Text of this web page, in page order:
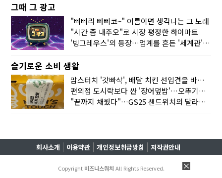
그때 그 광고
"삐삐리 빠삐코~" 여름이면 생각나는 그 노래
"시간 좀 내주오"로 시장 평정한 하이마트
'빙그레우스'의 등장…업계를 흔든 '세계관' 마케팅
슬기로운 소비 생활
맘스터치 '갓빠삭', 배달 치킨 선입견을 바꿨다
편의점 도시락보다 싼 '장어덮밥'…오뚜기가 해냈다
"끝까지 채웠다"…GS25 샌드위치의 달라진 '속'사정
회사소개 이용약관 개인정보취급방침 저작권안내
Copyright 비즈니스워치 All Rights Reserved.